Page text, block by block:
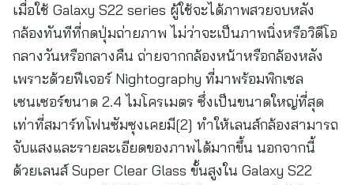
เมื่อใช้ Galaxy S22 series ผู้ใช้จะได้ภาพสวยจบหลัง
กล้องทันทีที่กดปุ่มถ่ายภาพ ไม่ว่าจะเป็นภาพนิ่งหรือวิดีโอ
กลางวันหรือกลางคืน ถ่ายจากกล้องหน้าหรือกล้องหลัง
เพราะด้วยฟีเจอร์ Nightography ที่มาพร้อมพิกเซล
เซนเซอร์ขนาด 2.4 ไมโครเมตร ซึ่งเป็นขนาดใหญ่ที่สุด
เท่าที่สมาร์ทโฟนซัมซุงเคยมี[2] ทำให้เลนส์กล้องสามารถ
จับแสงและรายละเอียดของภาพได้มากขึ้น นอกจากนี้
ด้วยเลนส์ Super Clear Glass ขั้นสูงใน Galaxy S22